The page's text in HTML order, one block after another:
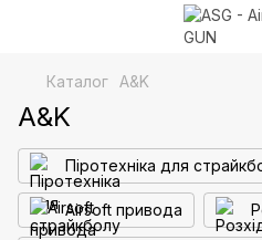
Каталог A&K
A&K
Піротехніка для
Airsoft привода